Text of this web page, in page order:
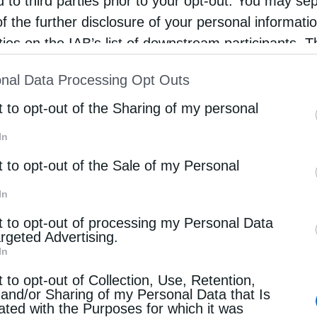
the further disclosure of your personal
on the IAB’s list of downstream participants.
of Downstream Participantsthat may further
parties.
Data Processing Opt Outs
to opt-out of the Sharing of my personal
to opt-out of the Sale of my Personal
to opt-out of processing my Personal Data
Advertising.
to opt-out of Collection, Use, Retention,
or Sharing of my Personal Data that Is
with the Purposes for which it was
εκ νέου. Στον τομέα της ηλεκτρικής
περίπου στα 9,69 ευρώ ανά MW ισχύος, ενώ
περίπου 0,08 ευρώ ανά MWh καταναλωθείσας
σε περίπου 0,29 ευρώ ανά 1.000 κυβικά μέτρα.
ανά προϊόν: για τα υγραέρια και το μαζούτ το
τη βενζίνη και το πετρέλαιο θέρμανσης ή κίνησης
αλλά διασφαλίζει τη χρηματοδότηση
και προστατεύει τη λειτουργία της.